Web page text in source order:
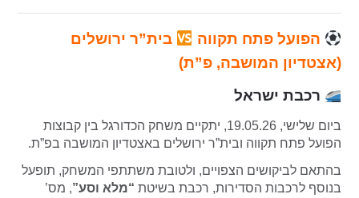
הפועל פתח תקווה
בית”ר ירושלים
(אצטדיון המושבה, פ”ת)
רכבת ישראל
ביום שלישי, 19.05.26, יתקיים משחק הכדורגל בין קבוצות
הפועל פתח תקווה ובית”ר ירושלים באצטדיון המושבה בפ”ת.
בהתאם לביקושים הצפויים, ולטובת משתתפי המשחק, תופעל
בנוסף לרכבות הסדירות, רכבת בשיטת “מלא וסע”, מס’